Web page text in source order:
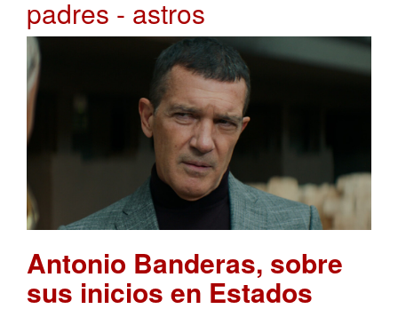
padres - astros
Antonio Banderas, sobre
sus inicios en Estados